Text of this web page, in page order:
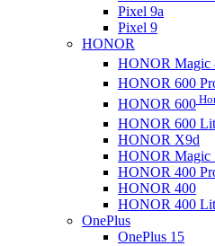
Pixel 9a
Pixel 9
HONOR
HONOR Magic
HONOR 600
HONOR 600
HONOR 600
HONOR X9d
HONOR Magic
HONOR 400
HONOR 400
HONOR 400
OnePlus
OnePlus 15